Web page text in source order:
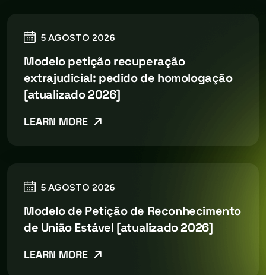
5 AGOSTO 2026
Modelo petição recuperação
extrajudicial: pedido de homologação
[atualizado 2026]
LEARN MORE
5 AGOSTO 2026
Modelo de Petição de Reconhecimento
de União Estável [atualizado 2026]
LEARN MORE